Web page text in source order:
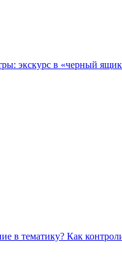
экскурс в «черный
в тематику? Как